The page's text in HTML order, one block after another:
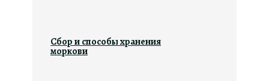
Сбор и способы хранения
моркови